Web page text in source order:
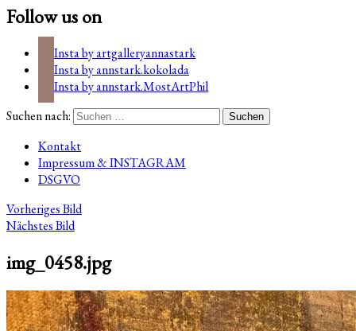
Follow us on
Insta by artgalleryannastark
Insta by annstark.kokolada
Insta by annstark.MostArtPhil
Suchen nach:
Kontakt
Impressum & INSTAGRAM
DSGVO
Vorheriges Bild
Nächstes Bild
img_0458.jpg